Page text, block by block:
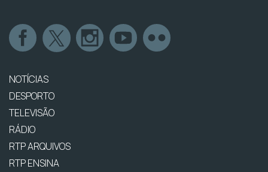
NOTÍCIAS
DESPORTO
TELEVISÃO
RÁDIO
RTP ARQUIVOS
RTP ENSINA